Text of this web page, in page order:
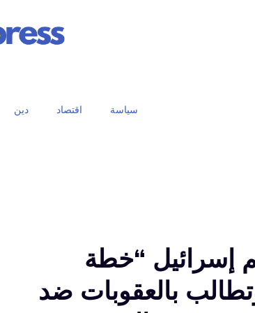
سياسة اقتصاد دين
إسرائيل “خطة
بالعقوبات ضد